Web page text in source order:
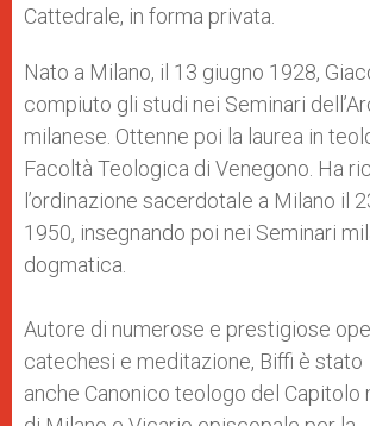
Cattedrale, in forma privata.
Nato a Milano, il 13 giugno 1928,
compiuto gli studi nei Seminari
milanese. Ottenne poi la laurea in
Facoltà Teologica di Venegono. Ha
l’ordinazione sacerdotale a Milano il
1950, insegnando poi nei Seminari
dogmatica.
Autore di numerose e prestigiose
catechesi e meditazione, Biffi è stato
anche Canonico teologo del Capitolo